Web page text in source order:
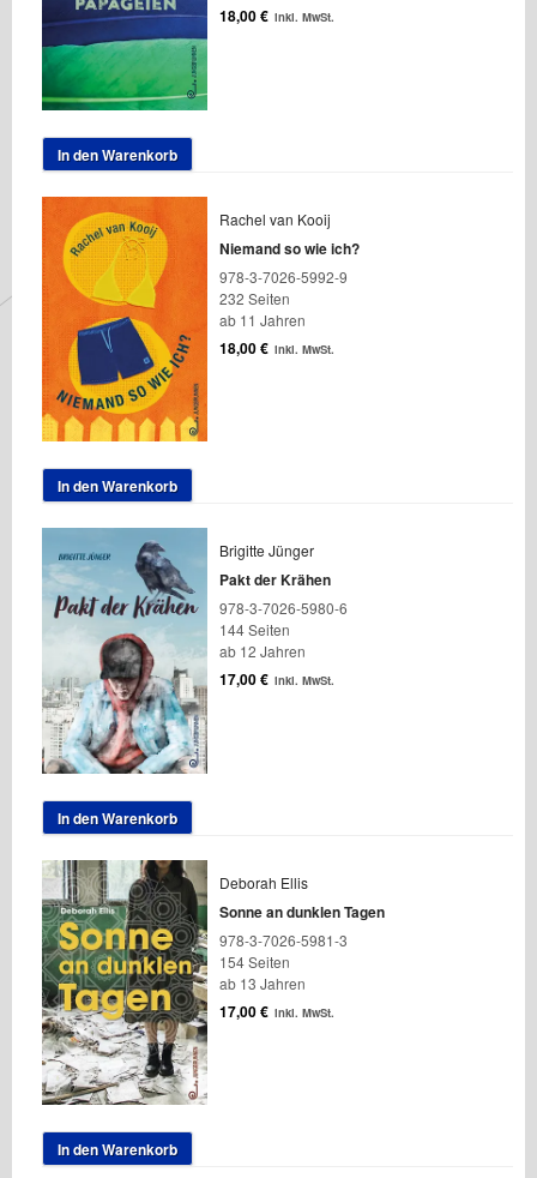
18,00€ inkl. MwSt.
In den Warenkorb
Rachel van Kooij
Niemand so wie ich?
978-3-7026-5992-9
232 Seiten
ab 11 Jahren
18,00€ inkl. MwSt.
In den Warenkorb
Brigitte Jünger
Pakt der Krähen
978-3-7026-5980-6
144 Seiten
ab 12 Jahren
17,00€ inkl. MwSt.
In den Warenkorb
Deborah Ellis
Sonne an dunklen Tagen
978-3-7026-5981-3
154 Seiten
ab 13 Jahren
17,00€ inkl. MwSt.
In den Warenkorb